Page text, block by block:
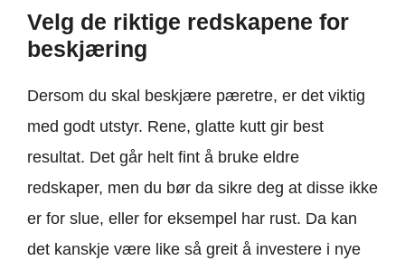
Velg de riktige redskapene for
beskjæring
Dersom du skal beskjære pæretre, er det viktig
med godt utstyr. Rene, glatte kutt gir best
resultat. Det går helt fint å bruke eldre
redskaper, men du bør da sikre deg at disse ikke
er for slue, eller for eksempel har rust. Da kan
det kanskje være like så greit å investere i nye